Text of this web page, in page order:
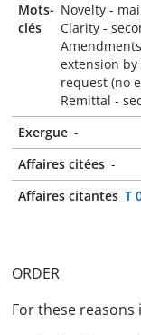
Mots-
clés
Novelty -
Clarity -
extension
request (no
Remittal -
Exergue -
Affaires citées -
Affaires citantes T
ORDER
For these